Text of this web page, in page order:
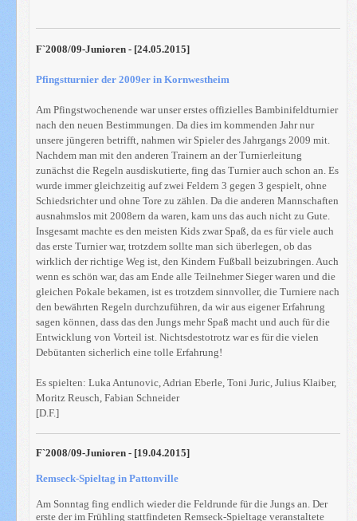
F`2008/09-Junioren - [24.05.2015]
Pfingstturnier der 2009er in Kornwestheim
Am Pfingstwochenende war unser erstes offizielles Bambinifeldturnier
nach den neuen Bestimmungen. Da dies im kommenden Jahr nur
unsere jüngeren betrifft, nahmen wir Spieler des Jahrgangs 2009 mit.
Nachdem man mit den anderen Trainern an der Turnierleitung
zunächst die Regeln ausdiskutierte, fing das Turnier auch schon an. Es
wurde immer gleichzeitig auf zwei Feldern 3 gegen 3 gespielt, ohne
Schiedsrichter und ohne Tore zu zählen. Da die anderen Mannschaften
ausnahmslos mit 2008ern da waren, kam uns das auch nicht zu Gute.
Insgesamt machte es den meisten Kids zwar Spaß, da es für viele auch
das erste Turnier war, trotzdem sollte man sich überlegen, ob das
wirklich der richtige Weg ist, den Kindern Fußball beizubringen. Auch
wenn es schön war, das am Ende alle Teilnehmer Sieger waren und die
gleichen Pokale bekamen, ist es trotzdem sinnvoller, die Turniere nach
den bewährten Regeln durchzuführen, da wir aus eigener Erfahrung
sagen können, dass das den Jungs mehr Spaß macht und auch für die
Entwicklung von Vorteil ist. Nichtsdestotrotz war es für die vielen
Debütanten sicherlich eine tolle Erfahrung!
Es spielten: Luka Antunovic, Adrian Eberle, Toni Juric, Julius Klaiber,
Moritz Reusch, Fabian Schneider
[D.F.]
F`2008/09-Junioren - [19.04.2015]
Remseck-Spieltag in Pattonville
Am Sonntag fing endlich wieder die Feldrunde für die Jungs an. Der
erste der im Frühling stattfindeten Remseck-Spieltage veranstaltete